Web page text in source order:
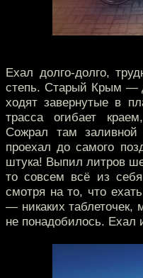
Ехал долго-долго,
степь. Старый Крым —
ходят завернутые в
трасса огибает
Сожрал там
проехал до самого
штука! Выпил литров
то совсем всё из
смотря на то, что
— никаких таблеточек,
не понадобилось. Ехал